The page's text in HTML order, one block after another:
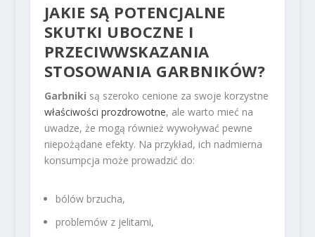
JAKIE SĄ POTENCJALNE
SKUTKI UBOCZNE I
PRZECIWWSKAZANIA
STOSOWANIA GARBNIKÓW?
Garbniki są szeroko cenione za swoje korzystne
właściwości prozdrowotne, ale warto mieć na
uwadze, że mogą również wywoływać pewne
niepożądane efekty. Na przykład, ich nadmierna
konsumpcja może prowadzić do:
bólów brzucha,
problemów z jelitami,